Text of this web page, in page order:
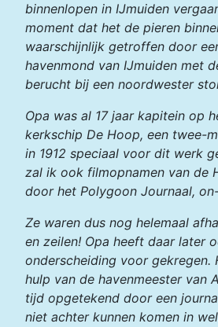
binnenlopen in IJmuiden
moment dat het de pieren
waarschijnlijk getroffen door
havenmond van IJmuiden met
berucht bij een noordwester
Opa was al 17 jaar kapitein op
kerkschip De Hoop, een twee-
in 1912 speciaal voor dit werk
zal ik ook filmopnamen van de
door het Polygoon Journaal,
Ze waren dus nog helemaal
en zeilen! Opa heeft daar later
onderscheiding voor gekregen.
hulp van de havenmeester van
tijd opgetekend door een
niet achter kunnen komen in